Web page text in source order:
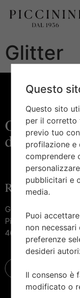
Glitter
Orologeria
Raggiungici
Gioielleria Piccinini —
Piazza Marconi, 27
46100 Mantova
Questo
Questo sito
per il corretto
previo tuo
profilazione
comprendere
pubblicitari e
media.
Puoi
non
preferenze
desideri
Il consenso è
modificato o